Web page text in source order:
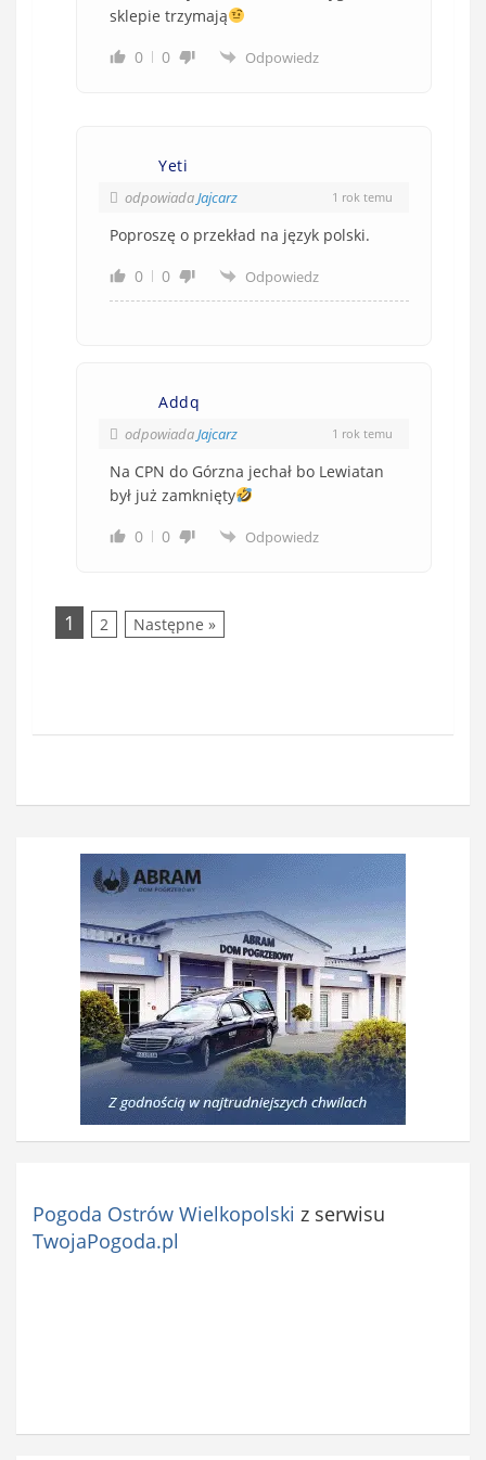
sklepie trzymają
0
0 Odpowiedz
Yeti
odpowiadaJajcarz 1 rok temu
Poproszę o przekład na język polski.
0
0 Odpowiedz
Addq
odpowiadaJajcarz 1 rok temu
Na CPN do Górzna jechał bo Lewiatan
był już zamknięty
0
0 Odpowiedz
1 2 Następne »
Pogoda Ostrów Wielkopolski z serwisu
TwojaPogoda.pl